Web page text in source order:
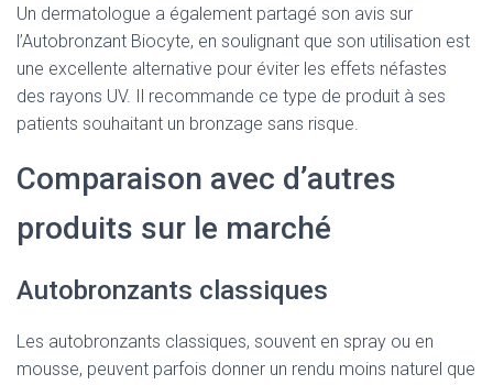
Un dermatologue a également partagé son avis sur
l’Autobronzant Biocyte, en soulignant que son utilisation est
une excellente alternative pour éviter les effets néfastes
des rayons UV. Il recommande ce type de produit à ses
patients souhaitant un bronzage sans risque.
Comparaison avec d’autres
produits sur le marché
Autobronzants classiques
Les autobronzants classiques, souvent en spray ou en
mousse, peuvent parfois donner un rendu moins naturel que